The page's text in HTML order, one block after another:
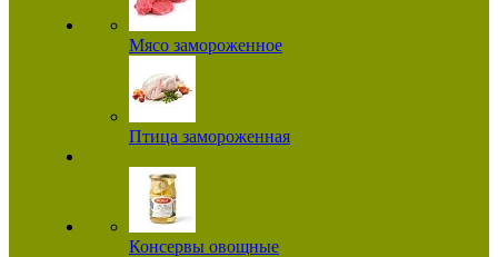
Мясо замороженное
Птица замороженная
Консервы овощные